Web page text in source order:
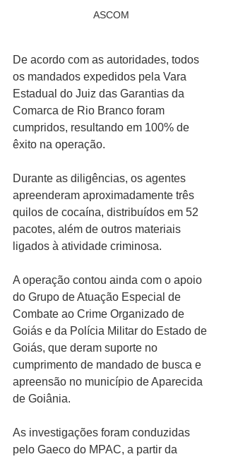
ASCOM
De acordo com as autoridades, todos
os mandados expedidos pela Vara
Estadual do Juiz das Garantias da
Comarca de Rio Branco foram
cumpridos, resultando em 100% de
êxito na operação.
Durante as diligências, os agentes
apreenderam aproximadamente três
quilos de cocaína, distribuídos em 52
pacotes, além de outros materiais
ligados à atividade criminosa.
A operação contou ainda com o apoio
do Grupo de Atuação Especial de
Combate ao Crime Organizado de
Goiás e da Polícia Militar do Estado de
Goiás, que deram suporte no
cumprimento de mandado de busca e
apreensão no município de Aparecida
de Goiânia.
As investigações foram conduzidas
pelo Gaeco do MPAC, a partir da